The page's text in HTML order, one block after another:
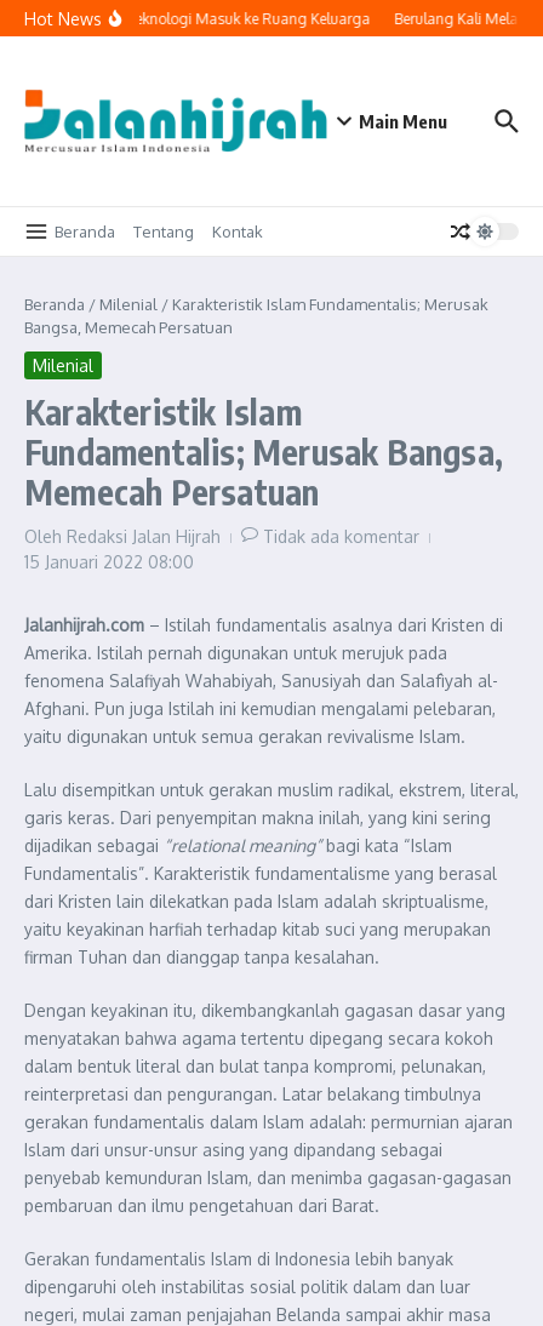
Lewati ke konten
Hot NewsKetika Teknologi Masuk ke Ruang Keluarga Berulang Kali
Main Menu
Beranda Tentang Kontak
Beranda / Milenial / Karakteristik Islam Fundamentalis; Merusak
Bangsa, Memecah Persatuan
Milenial
Karakteristik Islam
Fundamentalis; Merusak Bangsa,
Memecah Persatuan
Oleh Redaksi Jalan Hijrah
Tidak ada komentar
15 Januari 2022 08:00
Jalanhijrah.com – Istilah fundamentalis asalnya dari Kristen di
Amerika. Istilah pernah digunakan untuk merujuk pada
fenomena Salafiyah Wahabiyah, Sanusiyah dan Salafìyah al-
Afghani. Pun juga Istilah ini kemudian mengalami pelebaran,
yaitu digunakan untuk semua gerakan revivalisme Islam.
Lalu disempitkan untuk gerakan muslim radikal, ekstrem, literal,
garis keras. Dari penyempitan makna inilah, yang kini sering
dijadikan sebagai “relational meaning”bagi kata “Islam
Fundamentalis”. Karakteristik fundamentalisme yang berasal
dari Kristen lain dilekatkan pada Islam adalah skriptualisme,
yaitu keyakinan harfiah terhadap kitab suci yang merupakan
firman Tuhan dan dianggap tanpa kesalahan.
Dengan keyakinan itu, dikembangkanlah gagasan dasar yang
menyatakan bahwa agama tertentu dipegang secara kokoh
dalam bentuk literal dan bulat tanpa kompromi, pelunakan,
reinterpretasi dan pengurangan. Latar belakang timbulnya
gerakan fundamentalis dalam Islam adalah: permurnian ajaran
Islam dari unsur-unsur asing yang dipandang sebagai
penyebab kemunduran Islam, dan menimba gagasan-gagasan
pembaruan dan ilmu pengetahuan dari Barat.
Gerakan fundamentalis Islam di Indonesia lebih banyak
dipengaruhi oleh instabilitas sosial politik dalam dan luar
negeri, mulai zaman penjajahan Belanda sampai akhir masa